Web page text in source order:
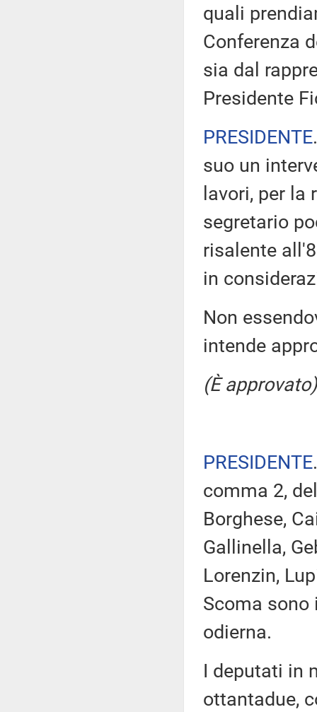
quali
Conferenza
sia dal
Presidente
PRESIDENTE
suo un
lavori, per
segretario
risalente
in
Non
intende
(È approvato)
PRESIDENTE
comma 2,
Borghese,
Gallinella,
Lorenzin,
Scoma sono
odierna.
I deputati in
ottantadue,